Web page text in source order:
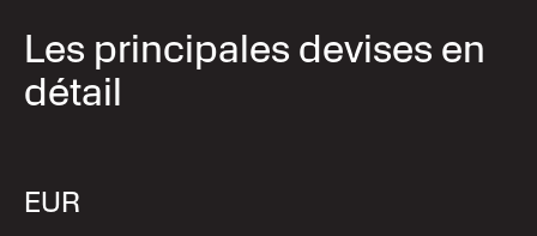
Les principales devises en
détail
EUR